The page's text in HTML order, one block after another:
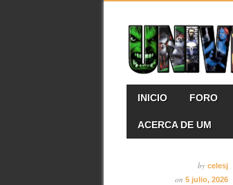
MAIN MENU
INICIO FORO
ACERCA DE UM
by celesj
on 5 julio, 2026